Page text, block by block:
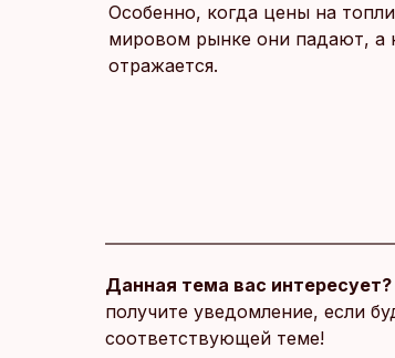
Особенно, когда цены на
мировом рынке они падают, а
отражается.
Данная тема вас интересует?
получите уведомление, если
соответствующей теме!